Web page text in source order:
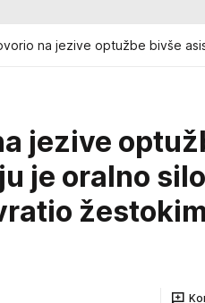
na jezive optužbe bivše
jezive
je oralno
žestokim